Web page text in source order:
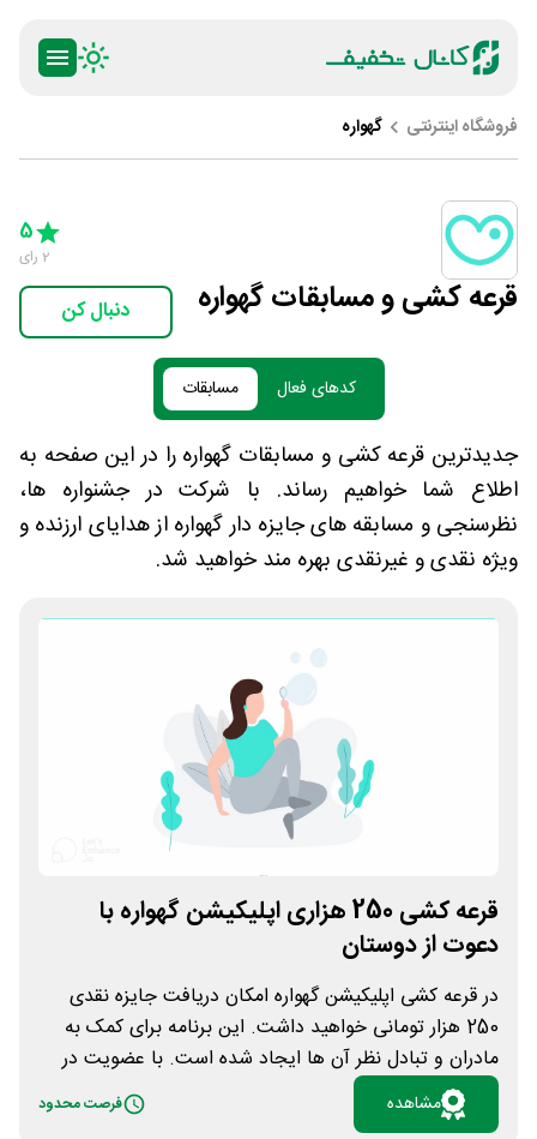
فروشگاه اینترنتی گهواره
قرعه کشی و مسابقات گهواره
5 Stars
5
2 رای
دنبال کن
کدهای فعال مسابقات
جدیدترین قرعه کشی و مسابقات گهواره را در این صفحه به
اطلاع شما خواهیم رساند. با شرکت در جشنواره ها،
نظرسنجی و مسابقه های جایزه دار گهواره از هدایای ارزنده و
ویژه نقدی و غیرنقدی بهره مند خواهید شد.
قرعه کشی 250 هزاری اپلیکیشن گهواره با
دعوت از دوستان
در قرعه کشی اپلیکیشن گهواره امکان دریافت جایزه نقدی
250 هزار تومانی خواهید داشت. این برنامه برای کمک به
مادران و تبادل نظر آن ها ایجاد شده است. با عضویت در
گهواره نه تنها خودتان از مزایای متعدد آن بهره مند می شوید
بلکه می توانید با دعوت از دیگران برای عضویت در آن، هدیه
مشاهده فرصت محدود